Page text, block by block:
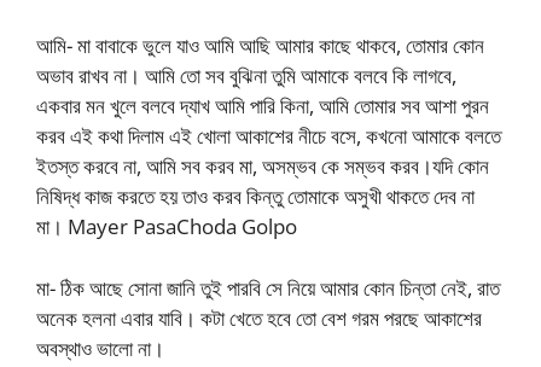
আমি- মা বাবাকে ভুলে যাও আমি আছি আমার কাছে থাকবে, তোমার কোন
অভাব রাখব না। আমি তো সব বুঝিনা তুমি আমাকে বলবে কি লাগবে,
একবার মন খুলে বলবে দ্যাখ আমি পারি কিনা, আমি তোমার সব আশা পুরন
করব এই কথা দিলাম এই খোলা আকাশের নীচে বসে, কখনো আমাকে বলতে
ইতস্ত করবে না, আমি সব করব মা, অসম্ভব কে সম্ভব করব।যদি কোন
নিষিদ্ধ কাজ করতে হয় তাও করব কিন্তু তোমাকে অসুখী থাকতে দেব না
মা। Mayer PasaChoda Golpo
মা- ঠিক আছে সোনা জানি তুই পারবি সে নিয়ে আমার কোন চিন্তা নেই, রাত
অনেক হলনা এবার যাবি। কটা খেতে হবে তো বেশ গরম পরছে আকাশের
অবস্থাও ভালো না।